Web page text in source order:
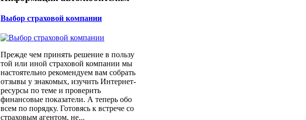
Выбор страховой компании
Прежде чем принять решение в пользу
той или иной страховой компании мы
настоятельно рекомендуем вам собрать
отзывы у знакомых, изучить Интернет-
ресурсы по теме и проверить
финансовые показатели. А теперь обо
всем по порядку. Готовясь к встрече со
страховым агентом, не...